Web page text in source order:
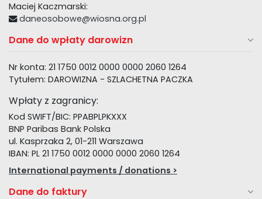
Maciej Kaczmarski:
daneosobowe@wiosna.org.pl
Dane do wpłaty darowizn
Nr konta: 21 1750 0012 0000 0000 2060 1264
Tytułem: DAROWIZNA - SZLACHETNA PACZKA
Wpłaty z zagranicy:
Kod SWIFT/BIC: PPABPLPKXXX
BNP Paribas Bank Polska
ul. Kasprzaka 2, 01-211 Warszawa
IBAN: PL 21 1750 0012 0000 0000 2060 1264
International payments / donations >
Dane do faktury